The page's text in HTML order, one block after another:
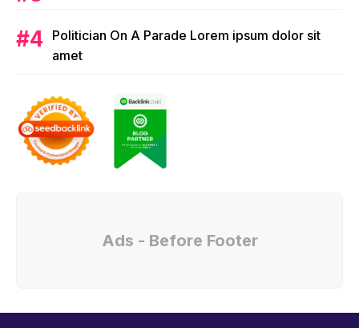
Politician On A Parade Lorem ipsum dolor sit
amet
Ads - Before Footer